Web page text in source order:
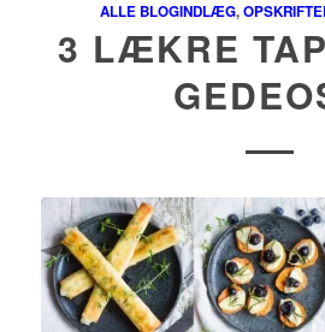
ALLE BLOGINDLÆG,
3 LÆKRE